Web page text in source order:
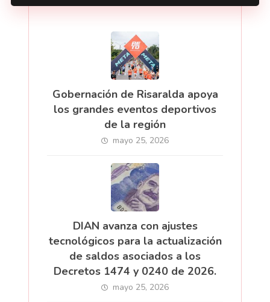
Gobernación de Risaralda apoya
los grandes eventos deportivos
de la región
mayo 25, 2026
DIAN avanza con ajustes
tecnológicos para la actualización
de saldos asociados a los
Decretos 1474 y 0240 de 2026.
mayo 25, 2026